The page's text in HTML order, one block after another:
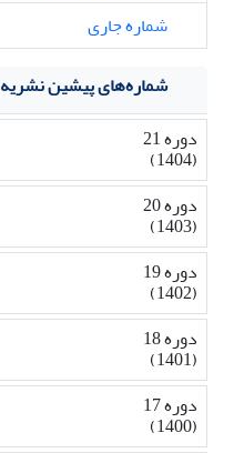
شماره جاری
شماره‌های پیشین نشریه
دوره 21
(1404)
دوره 20
(1403)
دوره 19
(1402)
دوره 18
(1401)
دوره 17
(1400)